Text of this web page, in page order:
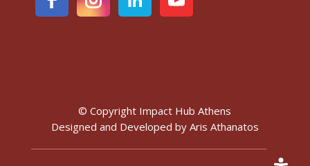
© Copyright Impact Hub Athens
Designed and Developed by Aris Athanatos